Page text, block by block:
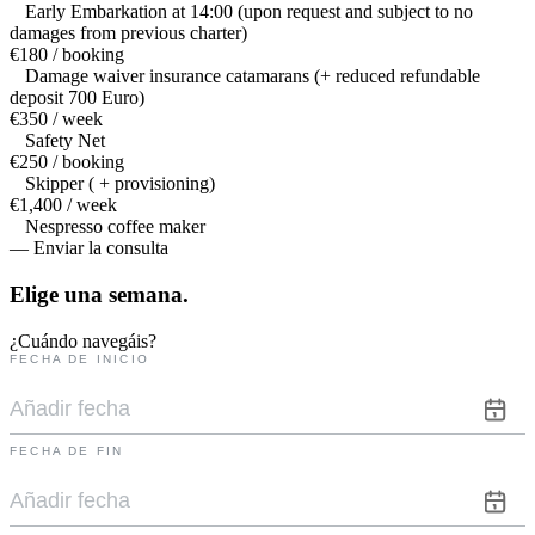
Early Embarkation at 14:00 (upon request and subject to no
damages from previous charter)
€180 / booking
Damage waiver insurance catamarans (+ reduced refundable
deposit 700 Euro)
€350 / week
Safety Net
€250 / booking
Skipper ( + provisioning)
€1,400 / week
Nespresso coffee maker
— Enviar la consulta
Elige una semana.
¿Cuándo navegáis?
FECHA DE INICIO
FECHA DE FIN